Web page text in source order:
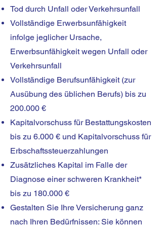
Tod durch Unfall oder Verkehrsunfall
Vollständige Erwerbsunfähigkeit
infolge jeglicher Ursache,
Erwerbsunfähigkeit wegen Unfall oder
Verkehrsunfall
Vollständige Berufsunfähigkeit (zur
Ausübung des üblichen Berufs) bis zu
200.000 €
Kapitalvorschuss für Bestattungskosten
bis zu 6.000 € und Kapitalvorschuss für
Erbschaftssteuerzahlungen
Zusätzliches Kapital im Falle der
Diagnose einer schweren Krankheit*
bis zu 180.000 €
Gestalten Sie Ihre Versicherung ganz
nach Ihren Bedürfnissen: Sie können